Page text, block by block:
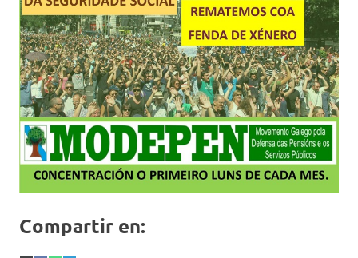
Compartir en: